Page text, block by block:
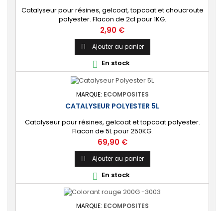
Catalyseur pour résines, gelcoat, topcoat et choucroute
polyester. Flacon de 2cl pour 1KG.
Prix
2,90 €
 Ajouter au panier
 En stock
MARQUE: ECOMPOSITES
CATALYSEUR POLYESTER 5L
Catalyseur pour résines, gelcoat et topcoat polyester.
Flacon de 5L pour 250KG.
Prix
69,90 €
 Ajouter au panier
 En stock
MARQUE: ECOMPOSITES